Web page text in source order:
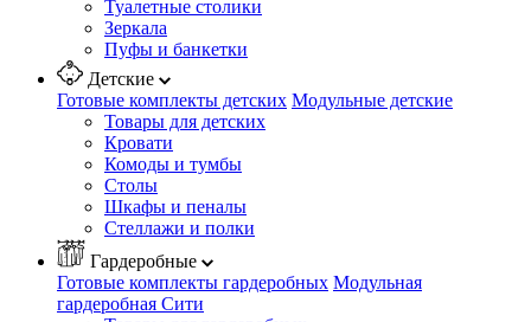
Туалетные столики
Зеркала
Пуфы и банкетки
Детские
Готовые комплекты детских Модульные детские
Товары для детских
Кровати
Комоды и тумбы
Столы
Шкафы и пеналы
Стеллажи и полки
Гардеробные
Готовые комплекты гардеробных Модульная
гардеробная Сити